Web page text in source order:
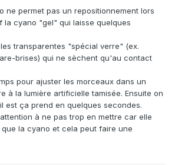
ne permet pas un repositionnement lors
la cyano "gel" qui laisse quelques
transparentes "spécial verre" (ex.
brises) qui ne sèchent qu'au contact
pour ajuster les morceaux dans un
à la lumière artificielle tamisée. Ensuite on
est ça prend en quelques secondes.
à ne pas trop en mettre car elle
la cyano et cela peut faire une